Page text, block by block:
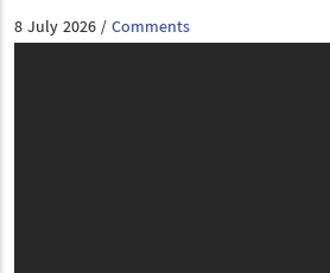
8 July 2026/Comments